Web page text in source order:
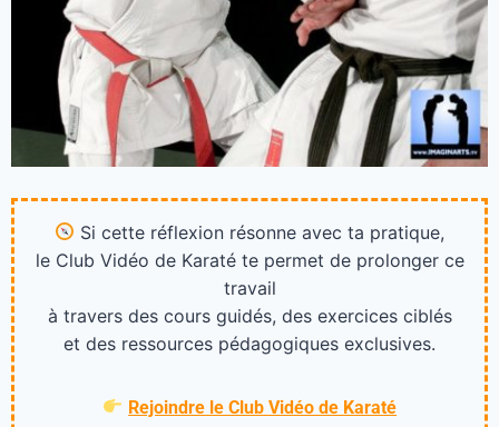
Si cette réflexion résonne avec ta pratique,
le Club Vidéo de Karaté te permet de prolonger ce
travail
à travers des cours guidés, des exercices ciblés
et des ressources pédagogiques exclusives.
Rejoindre le Club Vidéo de Karaté